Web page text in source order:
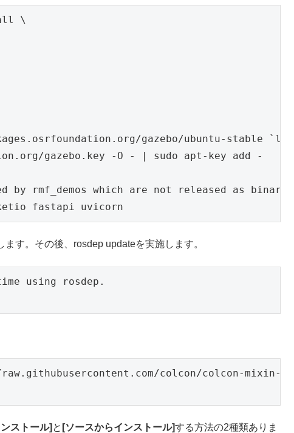
\
gazebo/ubuntu-stable
gazebo.key -O - | sudo apt-key add -
by rmf_demos which are not released as binaries
fastapi uvicorn
す。その後、rosdep updateを実施します。
using rosdep.
colcon/colcon-mixin-
ストール] と [ソースからインストール]する方法の2種類ありま